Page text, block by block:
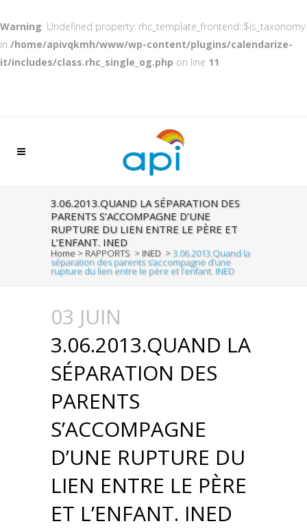
Warning: Undefined property: rhc_template_frontend::$is_taxonomy
in /home/apivqkmh/www/wp-content/plugins/calendarize-
it/includes/class.rhc_single_og.php on line 11
3.06.2013.QUAND LA SÉPARATION DES
PARENTS S’ACCOMPAGNE D’UNE
RUPTURE DU LIEN ENTRE LE PÈRE ET
L’ENFANT. INED
Home > RAPPORTS > INED >3.06.2013.Quand la
séparation des parents s’accompagne d’une
rupture du lien entre le père et l’enfant. INED
03 JUIN
3.06.2013.QUAND LA
SÉPARATION DES
PARENTS
S’ACCOMPAGNE
D’UNE RUPTURE DU
LIEN ENTRE LE PÈRE
ET L’ENFANT. INED